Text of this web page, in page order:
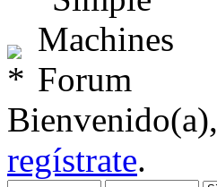
Bienvenido(a),
regístrate.